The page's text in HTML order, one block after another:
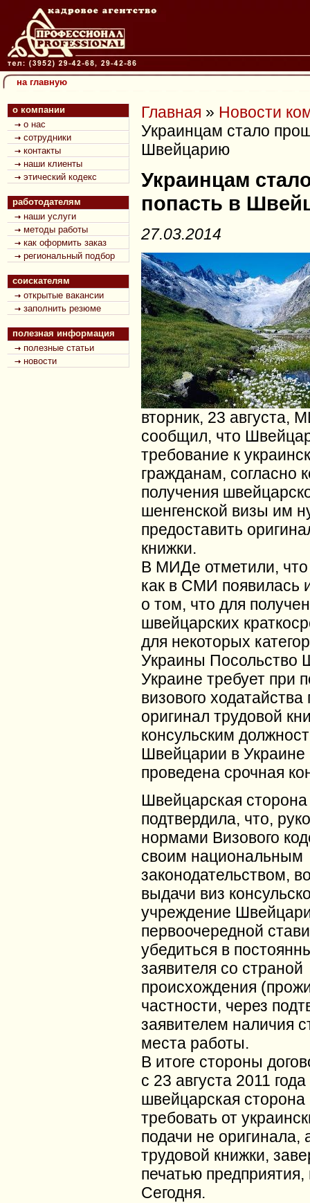
на главную
о компании
о нас
сотрудники
контакты
наши клиенты
этический кодекс
работодателям
наши услуги
методы работы
как оформить заказ
региональный подбор
соискателям
открытые вакансии
заполнить резюме
полезная информация
полезные статьи
новости
Главная » Новости
Украинцам стало
Швейцарию
Украинцам
попасть в
27.03.2014
вторник, 23 августа,
сообщил, что
требование к
гражданам, согласно
получения
шенгенской визы им
предоставить
книжки.
В МИДе отметили, что
как в СМИ появилась
о том, что для
швейцарских
для некоторых
Украины Посольство
Украине требует при
визового ходатайства
оригинал трудовой
консульским
Швейцарии в
проведена срочная
Швейцарская сторона
подтвердила, что,
нормами Визового
своим национальным
законодательством,
выдачи виз
учреждение
первоочередной
убедиться в
заявителя со страной
происхождения
частности, через
заявителем наличия
места работы.
В итоге стороны
с 23 августа 2011 года
швейцарская сторона
требовать от
подачи не оригинала,
трудовой книжки,
печатью
Сегодня.